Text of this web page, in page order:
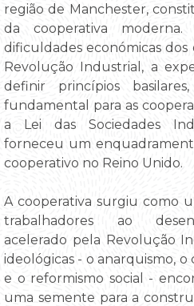
região de Manchester,
da cooperativa moderna.
dificuldades económicas
Revolução Industrial, a
definir princípios
fundamental para as
a Lei das Sociedades
forneceu um
cooperativo no Reino Unido.
A cooperativa surgiu como
trabalhadores ao
acelerado pela Revolução
ideológicas - o anarquismo,
e o reformismo social -
uma semente para a